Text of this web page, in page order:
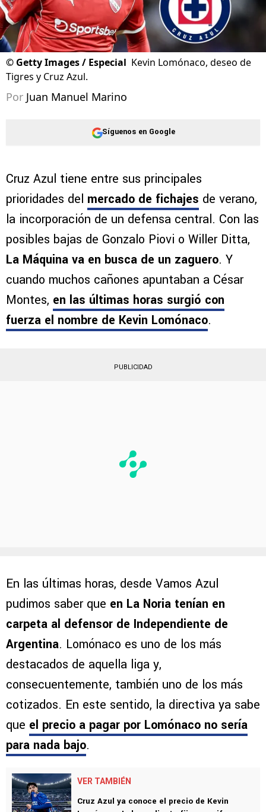
© Getty Images / Especial Kevin Lomónaco, deseo de
Tigres y Cruz Azul.
Por Juan Manuel Marino
Síguenos en Google
Cruz Azul tiene entre sus principales
prioridades del mercado de fichajes de verano,
la incorporación de un defensa central. Con las
posibles bajas de Gonzalo Piovi o Willer Ditta,
La Máquina va en busca de un zaguero. Y
cuando muchos cañones apuntaban a César
Montes, en las últimas horas surgió con
fuerza el nombre de Kevin Lomónaco.
PUBLICIDAD
En las últimas horas, desde Vamos Azul
pudimos saber que en La Noria tenían en
carpeta al defensor de Independiente de
Argentina. Lomónaco es uno de los más
destacados de aquella liga y,
consecuentemente, también uno de los más
cotizados. En este sentido, la directiva ya sabe
que el precio a pagar por Lomónaco no sería
para nada bajo.
VER TAMBIÉN
Cruz Azul ya conoce el precio de Kevin